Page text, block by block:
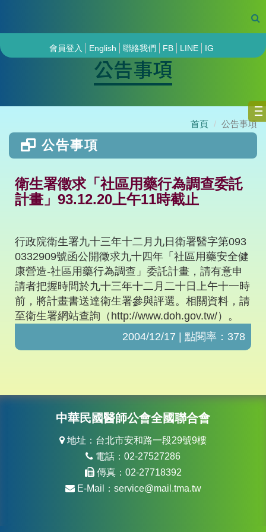
會員登入 English 聯絡我們 FB LINE IG
公告事項
首頁 公告事項
公告事項
衛生署徵求「社區用藥行為調查委託
計畫」93.12.20上午11時截止
行政院衛生署九十三年十二月九日衛署醫字第093
0332909號函公開徵求九十四年「社區用藥安全健
康營造-社區用藥行為調查」委託計畫，請有意申
請者把握時間於九十三年十二月二十日上午十一時
前，將計畫書送達衛生署參與評選。相關資料，請
至衛生署網站查詢（http://www.doh.gov.tw/）。
2004/12/17 | 點閱率：378
中華民國醫師公會全國聯合會
地址：台北市安和路一段29號9樓
電話：02-27527286
傳真：02-27718392
E-Mail： service@mail.tma.tw